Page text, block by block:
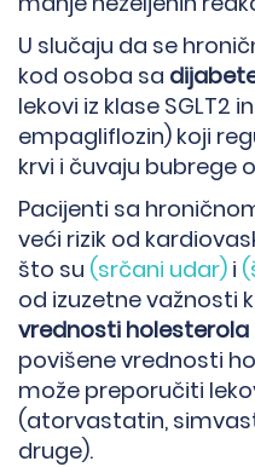
U slučaju da se
kod osoba sa
lekovi iz klase SGLT2
empagliflozin) koji
krvi i čuvaju bubrege
Pacijenti sa
veći rizik od
što su (srčani udar) i
od izuzetne važnosti
vrednosti holesterola
povišene vrednosti
može preporučiti
(atorvastatin,
druge).